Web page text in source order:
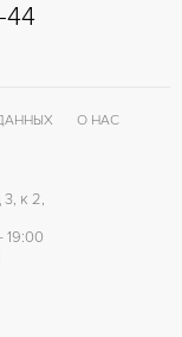
44
О НАС
к 2,
19:00